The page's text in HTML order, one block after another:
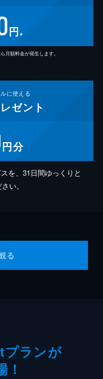
円 ※
月額料金が発生します。
に使える
ゼント
円分
を、31日間ゆっくりと
い。
る
プランが
！